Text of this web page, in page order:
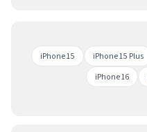
iPhone 15 Plus
iPhone 15
iPhone 16